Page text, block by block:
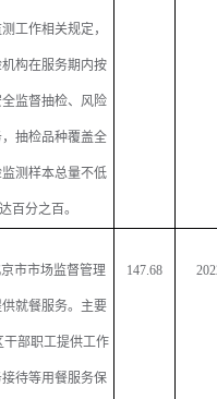
工作相关规定，
构在服务期内按
监督抽检、风险
抽检品种覆盖全
测样本总量不低
百分之百。
市市场监督管理
就餐服务。主要
部职工提供工作
待等用餐服务保
147.68